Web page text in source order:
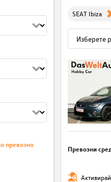
превозно
SEAT Ibiza
Превозни